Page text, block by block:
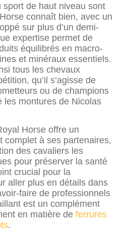
sport de haut niveau sont
connaît bien, avec un
sur plus d’un demi-
expertise permet de
équilibrés en macro-
et minéraux essentiels.
tous les chevaux
qu’il s’agisse de
ou de champions
les montures de Nicolas
Horse offre un
complet à ses partenaires,
des cavaliers les
pour préserver la santé
crucial pour la
aller plus en détails dans
faire de professionnels
est un complément
en matière de ferrures
.